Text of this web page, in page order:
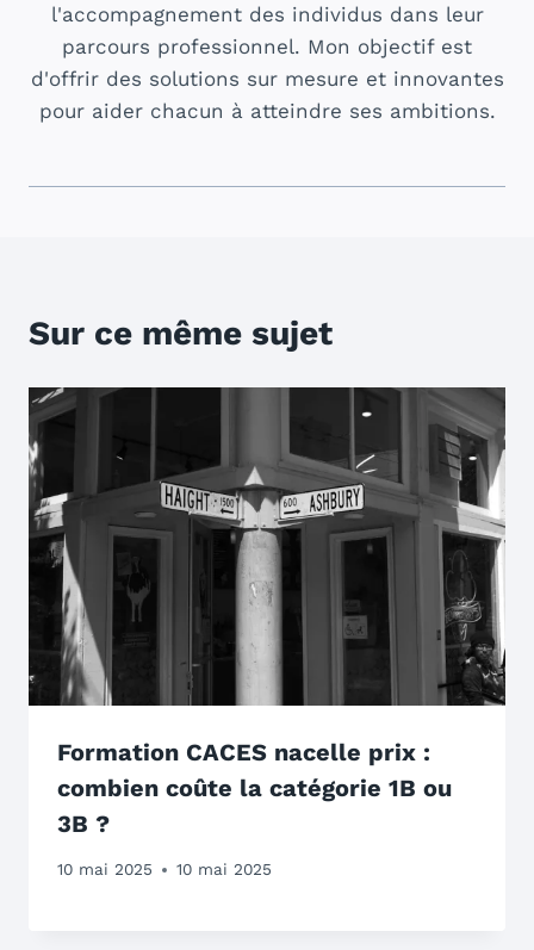
l'accompagnement des individus dans leur
parcours professionnel. Mon objectif est
d'offrir des solutions sur mesure et innovantes
pour aider chacun à atteindre ses ambitions.
Sur ce même sujet
Formation CACES nacelle prix :
combien coûte la catégorie 1B ou
3B ?
10 mai 2025 10 mai 2025